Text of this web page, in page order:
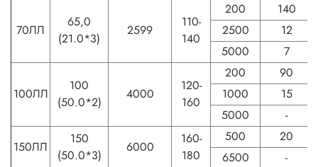
70ЛЛ
65,0
(21.0*3)
2599
110-
140
200
140
2500
12
5000
7
100ЛЛ
100
(50.0*2)
4000
120-
160
200
90
1000
15
5000
-
150ЛЛ
150
(50.0*3)
6000
160-
180
500
20
6500
-